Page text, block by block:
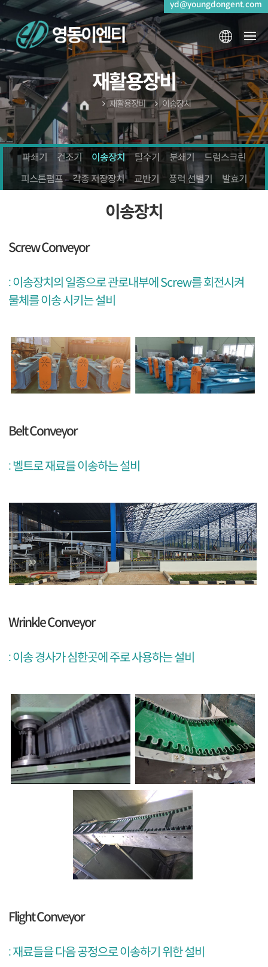
yd@youngdongent.com
재활용장비
재활용장비 이송장치
파쇄기 건조기 이송장치 탈수기 분쇄기
드럼스크린
피스톤펌프
각종 저장장치 교반기 풍력 선별기 발효기
이송장치
Screw Conveyor
: 이송장치의 일종으로 관로내부에 Screw를 회전시켜
물체를 이송 시키는 설비
Belt Conveyor
: 벨트로 재료를 이송하는 설비
Wrinkle Conveyor
: 이송 경사가 심한곳에 주로 사용하는 설비
Flight Conveyor
: 재료들을 다음 공정으로 이송하기 위한 설비